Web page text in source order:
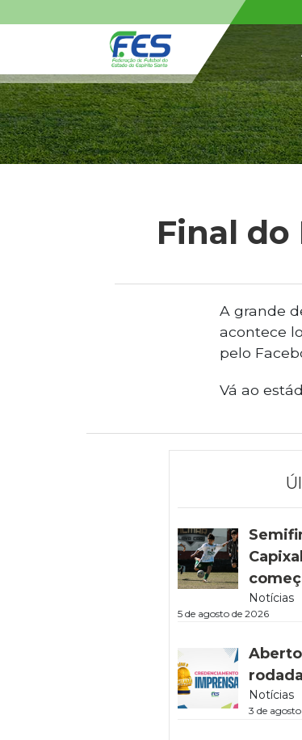
Final do
A grande
acontece
pelo
Vá ao
Notícias
5 de agosto de 2026
Notícias
3 de